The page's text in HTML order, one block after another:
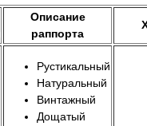
Описание
раппорта
Рустикальный
Натуральный
Винтажный
Дощатый